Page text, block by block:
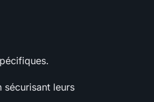
sécurisant leurs